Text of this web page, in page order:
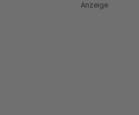
Anzeige